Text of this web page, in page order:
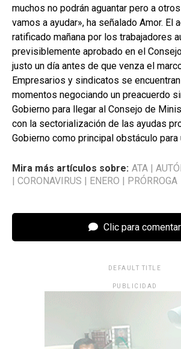
muchos no podrán aguantar pero a
vamos a ayudar», ha señalado Amor. El
ratificado mañana por los trabajadores
previsiblemente aprobado en el
justo un día antes de que venza el
Empresarios y sindicatos se
momentos negociando un preacuerdo
Gobierno para llegar al Consejo de
con la sectorialización de las ayudas
Gobierno como principal obstáculo para
Mira más artículos sobre: ATA |
| CORONAVIRUS | ENERO | PRÓRROGA
Clic para comentar
DEFAULT TITLE
PUBLICIDAD